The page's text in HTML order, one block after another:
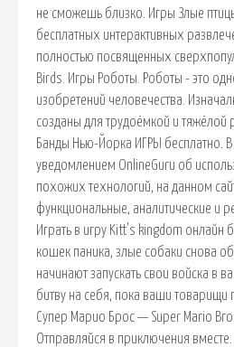
не сможешь близко. Игры Злые
бесплатных интерактивных
полностью посвященных
Birds. Игры Роботы. Роботы - это
изобретений человечества.
созданы для трудоёмкой и тяжёлой
Банды Нью-Йорка ИГРЫ бесплатно. В
уведомлением OnlineGuru об
похожих технологий, на данном
функциональные, аналитические и
Играть в игру Kitt's kingdom онлайн
кошек паника, злые собаки снова
начинают запускать свои войска в
битву на себя, пока ваши товарищи
Супер Марио Брос — Super Mario
Отправляйся в приключения